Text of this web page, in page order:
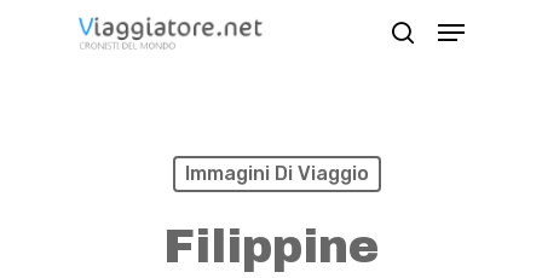
Menu
Immagini Di Viaggio
Filippine